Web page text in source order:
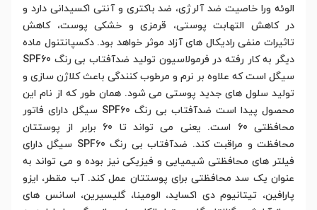
الوئه ورا خاصیت ضد آلرژی، ضد باکتری و آنتی اکسیدانی دارد و
در کاهش التهابت پوستی، قرمزی و خشکی پوست، کاهش
تاثیرات منفی رادیکال های آزاد موثر خواهد بود. دکسپانتنول ماده
دیگر به کار رفته در فرمولاسیون تولید ضدآفتاب بی رنگ SPF60
سیگل است که علاوه بر نرم و مرطوب کنندگی باعث کلاژن سازی و
تولید سلول های جدید پوستی می شود. همان طور که از نام این
محصول پیدا است ضدآفتاب بی رنگ SPF60 سیگل دارای فاتور
محافظتی 60 است. یعنی می تواند تا 60 برابر از پوستتان
محافظت و مراقبت کند. ضدآفتاب بی رنگ SPF60 سیگل دارای
فیلتر های محافظتی شیمیایی و فیزیکی نیز بوده و می تواند به
عنوان یک سد محافظتی برای پوستتان عمل کند. آب مقطر، ایزو
پارافین، تیتانیوم دی اکساید، الومینا، گلیسیرین، اسانس های